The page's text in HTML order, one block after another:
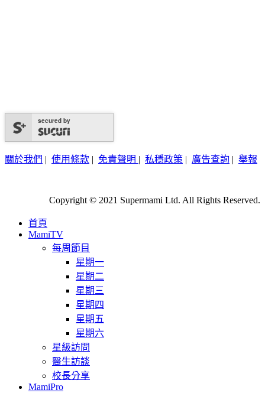
secured by
關於我們 | 使用條款 | 免責聲明 | 私穩政策 | 廣告查詢 | 舉報
Copyright © 2021 Supermami Ltd. All Rights Reserved.
首頁
MamiTV
每周節目
星期一
星期二
星期三
星期四
星期五
星期六
星級訪問
醫生訪談
校長分享
MamiPro